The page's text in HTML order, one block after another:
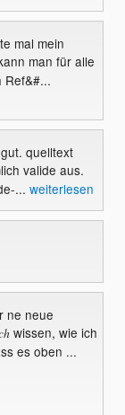
mal mein
man für alle
Ref&#...
quelltext
valide aus.
... weiterlesen
ne neue
wissen, wie ich
es oben ...